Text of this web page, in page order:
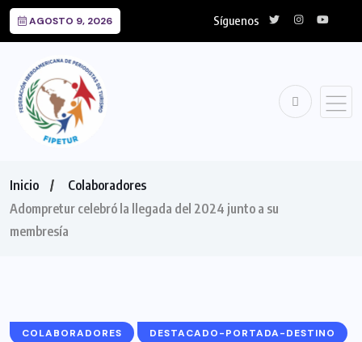
AGOSTO 9, 2026 Síguenos
Inicio
Colaboradores
Adompretur celebró la llegada del 2024 junto a su
membresía
COLABORADORES DESTACADO-PORTADA-DESTINO